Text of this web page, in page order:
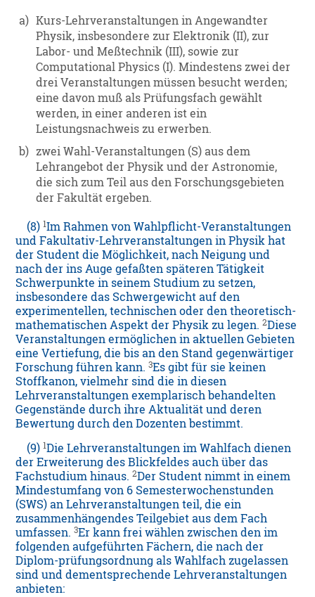
a) Kurs-Lehrveranstaltungen in Angewandter
Physik, insbesondere zur Elektronik (II), zur
Labor- und Meßtechnik (III), sowie zur
Computational Physics (I). Mindestens zwei der
drei Veranstaltungen müssen besucht werden;
eine davon muß als Prüfungsfach gewählt
werden, in einer anderen ist ein
Leistungsnachweis zu erwerben.
b) zwei Wahl-Veranstaltungen (S) aus dem
Lehrangebot der Physik und der Astronomie,
die sich zum Teil aus den Forschungsgebieten
der Fakultät ergeben.
(8)1Im Rahmen von Wahlpflicht-Veranstaltungen
und Fakultativ-Lehrveranstaltungen in Physik hat
der Student die Möglichkeit, nach Neigung und
nach der ins Auge gefaßten späteren Tätigkeit
Schwerpunkte in seinem Studium zu setzen,
insbesondere das Schwergewicht auf den
experimentellen, technischen oder den theoretisch-
mathematischen Aspekt der Physik zu legen.2Diese
Veranstaltungen ermöglichen in aktuellen Gebieten
eine Vertiefung, die bis an den Stand gegenwärtiger
Forschung führen kann.3Es gibt für sie keinen
Stoffkanon, vielmehr sind die in diesen
Lehrveranstaltungen exemplarisch behandelten
Gegenstände durch ihre Aktualität und deren
Bewertung durch den Dozenten bestimmt.
(9)1Die Lehrveranstaltungen im Wahlfach dienen
der Erweiterung des Blickfeldes auch über das
Fachstudium hinaus.2Der Student nimmt in einem
Mindestumfang von 6 Semesterwochenstunden
(SWS) an Lehrveranstaltungen teil, die ein
zusammenhängendes Teilgebiet aus dem Fach
umfassen.3Er kann frei wählen zwischen den im
folgenden aufgeführten Fächern, die nach der
Diplom-prüfungsordnung als Wahlfach zugelassen
sind und dementsprechende Lehrveranstaltungen
anbieten: